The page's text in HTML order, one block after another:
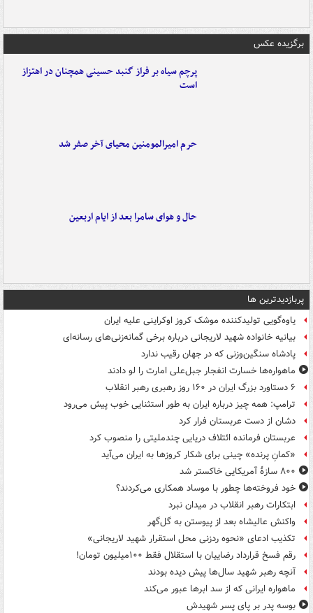
برگزیده عکس
پرچم سیاه بر فراز گنبد حسینی همچنان در اهتزاز
است
حرم امیرالمومنین محیای آخر صفر شد
حال و هوای سامرا بعد از ایام اربعین
پربازدیدترین ها
یاوه‌گویی تولیدکننده موشک کروز اوکراینی علیه ایران
بیانیه خانواده شهید لاریجانی درباره برخی گمانه‌زنی‌های رسانه‌ای
پادشاه سنگین‌وزنی که در جهان رقیب ندارد
ماهواره‌ها خسارت انفجار جبل‌علی امارت را لو دادند
۶ دستاورد بزرگ ایران در ۱۶۰ روز رهبری رهبر انقلاب
ترامپ: همه چیز درباره ایران به طور استثنایی خوب پیش می‌رود
دشان از دست عربستان فرار کرد
عربستان فرمانده ائتلاف دریایی چندملیتی را منصوب کرد
«کمانِ پرنده» چینی برای شکار کروزها به ایران می‌آید
۸۰۰ سازۀ آمریکایی خاکستر شد
خود فروخته‌ها چطور با موساد همکاری می‌کردند؟
ابتکارات رهبر انقلاب در میدان نبرد
واکنش عالیشاه بعد از پیوستن به گل‌گهر
تکذیب ادعای «نحوه ردزنی محل استقرار شهید لاریجانی»
رقم فسخ قرارداد رضاییان با استقلال فقط ۱۰۰میلیون تومان!
آنچه رهبر شهید سال‌ها پیش دیده بودند
ماهواره ایرانی که از سد ابرها عبور می‌کند
بوسه‌ پدر بر پای پسر شهیدش